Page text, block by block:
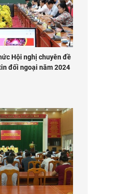
Hội nghị chuyên đề
đối ngoại năm 2024